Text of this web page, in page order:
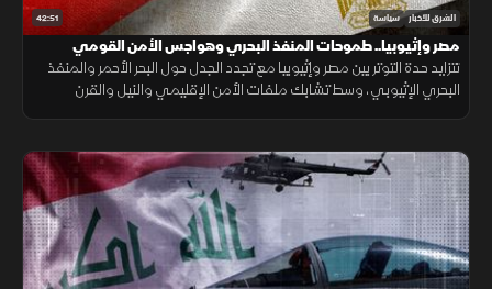
42:51 الشرق للأخبار سياسة
مصر وإثيوبيا.. طموحات المنفذ البحري وهواجس الأمن القومي
تتزايد حدة التوتر بين مصر وإثيوبيا مع تجدد الجدل حول البحر الأحمر والمنفذ
البحري الإثيوبي، وسط تشابك ملفات الأمن الإقليمي والنيل والقرن